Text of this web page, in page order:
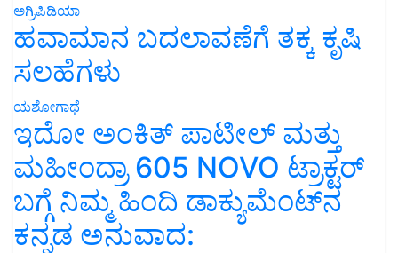
ಅಗ್ರಿಪಿಡಿಯಾ
ಹವಾಮಾನ ಬದಲಾವಣೆಗೆ ತಕ್ಕ ಕೃಷಿ
ಸಲಹೆಗಳು
ಯಶೋಗಾಥೆ
ಇದೋ ಅಂಕಿತ್ ಪಾಟೀಲ್ ಮತ್ತು
ಮಹೀಂದ್ರಾ 605 NOVO ಟ್ರಾಕ್ಟರ್
ಬಗ್ಗೆ ನಿಮ್ಮ ಹಿಂದಿ ಡಾಕ್ಯುಮೆಂಟ್‌ನ
ಕನ್ನಡ ಅನುವಾದ: